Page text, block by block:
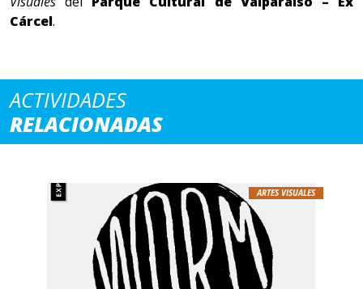
Cárcel.
ACTIVIDADES
RELACIONADAS
ARTES VISUALES